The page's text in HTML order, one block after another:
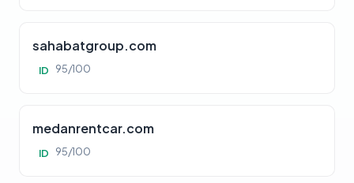
sahabatgroup.com
ID 95/100
medanrentcar.com
ID 95/100